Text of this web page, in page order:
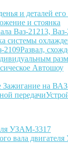
и стоянка
Развал,
Автошоу
УЗАМ-3317
вала